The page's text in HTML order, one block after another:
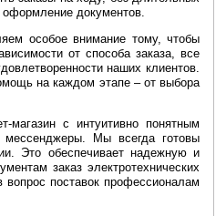
оформление документов.
особое внимание тому, чтобы
от способа заказа, все
наших клиентов.
на каждом этапе – от выбора
с интуитивно понятным
Мы всегда готовы
Это обеспечивает надежную и
заказ электротехнических
поставок профессионалам